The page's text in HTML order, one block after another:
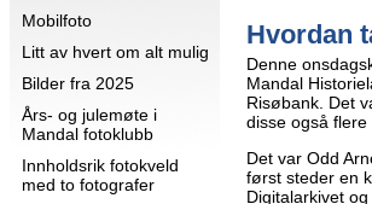
Mobilfoto
Litt av hvert om alt mulig
Bilder fra 2025
Års- og julemøte i
Mandal fotoklubb
Innholdsrik fotokveld
med to fotografer
Hvordan
Denne
Mandal
Risøbank. Det
disse også flere
Det var Odd
først steder en
Digitalarkivet